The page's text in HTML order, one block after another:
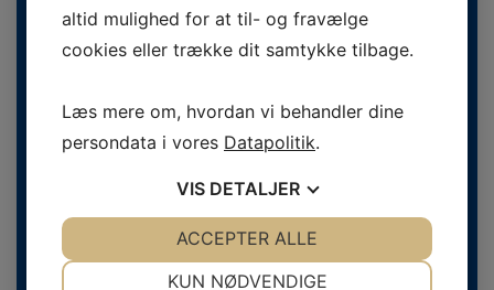
Danske Fodterapeuter
Svend Aukens Plads 11, 2. sal
DK-2300 København S
+45 43 20 51 20
Åbningstider
altid mulighed for at til- og fravælge
cookies eller trække dit samtykke tilbage.
Læs mere om, hvordan vi behandler dine
persondata i vores Datapolitik.
VIS DETALJER
NEJ JA
KUN NØDVENDIGE
ACCEPTER ALLE